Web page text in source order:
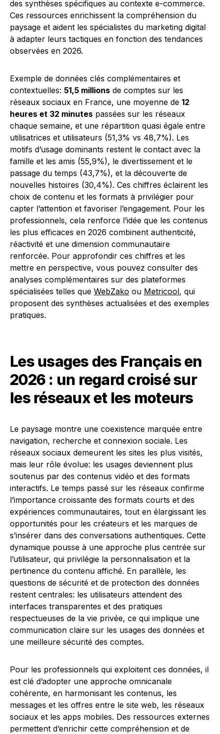
des synthèses spécifiques au contexte e-commerce.
Ces ressources enrichissent la compréhension du
paysage et aident les spécialistes du marketing digital
à adapter leurs tactiques en fonction des tendances
observées en 2026.
Exemple de données clés complémentaires et
contextuelles: 51,5 millions de comptes sur les
réseaux sociaux en France, une moyenne de 12
heures et 32 minutes passées sur les réseaux
chaque semaine, et une répartition quasi égale entre
utilisatrices et utilisateurs (51,3% vs 48,7%). Les
motifs d’usage dominants restent le contact avec la
famille et les amis (55,9%), le divertissement et le
passage du temps (43,7%), et la découverte de
nouvelles histoires (30,4%). Ces chiffres éclairent les
choix de contenu et les formats à privilégier pour
capter l’attention et favoriser l’engagement. Pour les
professionnels, cela renforce l’idée que les contenus
les plus efficaces en 2026 combinent authenticité,
réactivité et une dimension communautaire
renforcée. Pour approfondir ces chiffres et les
mettre en perspective, vous pouvez consulter des
analyses complémentaires sur des plateformes
spécialisées telles que WebZako ou Metricool, qui
proposent des synthèses actualisées et des exemples
pratiques.
Les usages des Français en
2026 : un regard croisé sur
les réseaux et les moteurs
Le paysage montre une coexistence marquée entre
navigation, recherche et connexion sociale. Les
réseaux sociaux demeurent les sites les plus visités,
mais leur rôle évolue: les usages deviennent plus
soutenus par des contenus vidéo et des formats
interactifs. Le temps passé sur les réseaux confirme
l’importance croissante des formats courts et des
expériences communautaires, tout en élargissant les
opportunités pour les créateurs et les marques de
s’insérer dans des conversations authentiques. Cette
dynamique pousse à une approche plus centrée sur
l’utilisateur, qui privilégie la personnalisation et la
pertinence du contenu affiché. En parallèle, les
questions de sécurité et de protection des données
restent centrales: les utilisateurs attendent des
interfaces transparentes et des pratiques
respectueuses de la vie privée, ce qui implique une
communication claire sur les usages des données et
une meilleure sécurité des comptes.
Pour les professionnels qui exploitent ces données, il
est clé d’adopter une approche omnicanale
cohérente, en harmonisant les contenus, les
messages et les offres entre le site web, les réseaux
sociaux et les apps mobiles. Des ressources externes
permettent d’enrichir cette compréhension et de